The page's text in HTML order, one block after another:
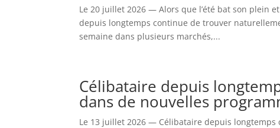
Le 20 juillet 2026 — Alors que l’été bat son plein
depuis longtemps continue de trouver
semaine dans plusieurs marchés,...
Célibataire depuis
dans de nouvelles
Le 13 juillet 2026 — Célibataire depuis